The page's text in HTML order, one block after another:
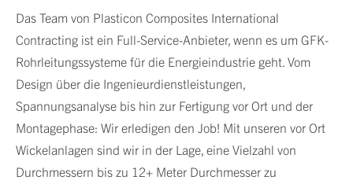
Das Team von Plasticon Composites International
Contracting ist ein Full-Service-Anbieter, wenn es um GFK-
Rohrleitungssysteme für die Energieindustrie geht. Vom
Design über die Ingenieurdienstleistungen,
Spannungsanalyse bis hin zur Fertigung vor Ort und der
Montagephase: Wir erledigen den Job! Mit unseren vor Ort
Wickelanlagen sind wir in der Lage, eine Vielzahl von
Durchmessern bis zu 12+ Meter Durchmesser zu